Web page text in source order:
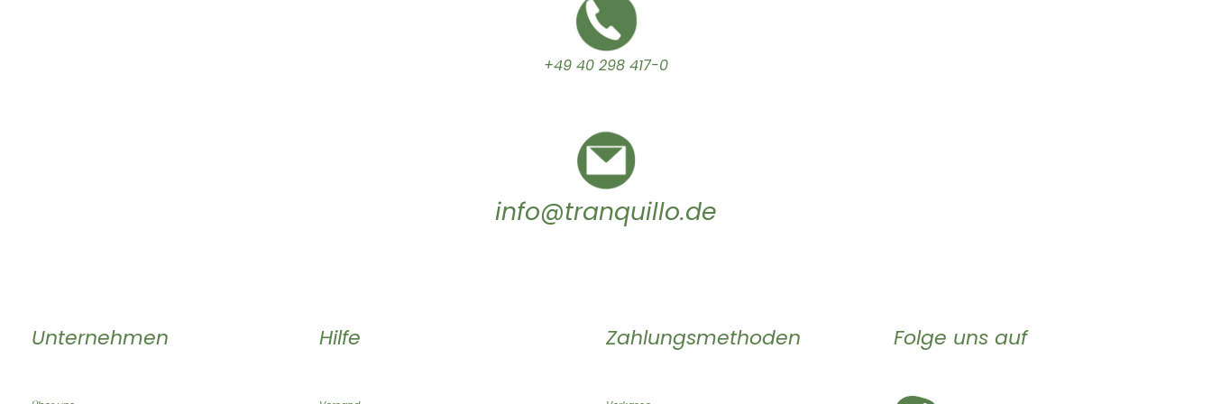
+49 40 298 417-0
info@tranquillo.de
Unternehmen Hilfe Zahlungsmethoden Folge uns auf